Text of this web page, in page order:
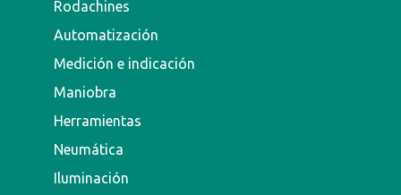
Rodachines
Automatización
Medición e indicación
Maniobra
Herramientas
Neumática
Iluminación